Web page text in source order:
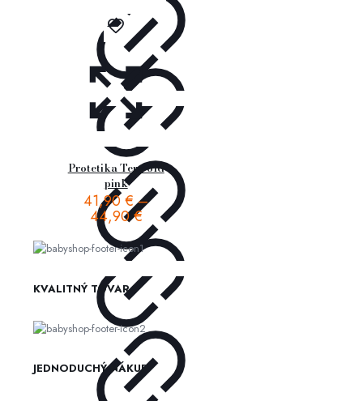
Protetika Tery old
pink
41,90€–
44,90€
KVALITNÝ TOVAR
JEDNODUCHÝ NÁKUP